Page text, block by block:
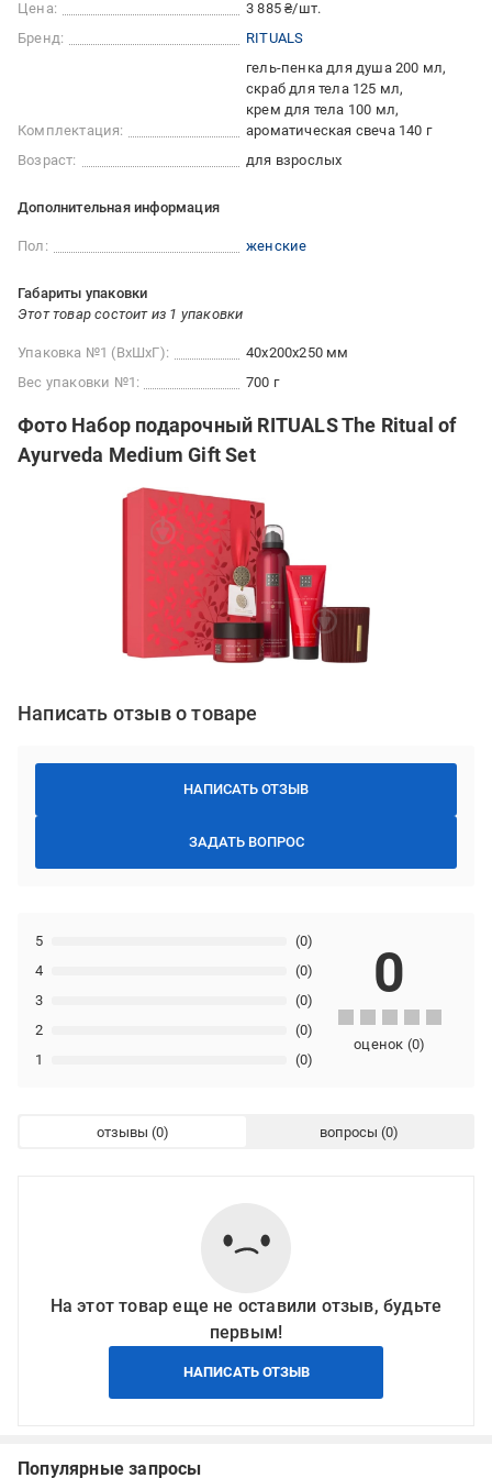
Цена:
3 885 ₴/шт.
Бренд:
RITUALS
Комплектация:
гель-пенка для душа 200 мл
скраб для тела 125 мл
крем для тела 100 мл
ароматическая свеча 140 г
Возраст:
для взрослых
Дополнительная информация
Пол: женские
Габариты упаковки
Этот товар состоит из 1 упаковки
Упаковка №1 (ВхШхГ):
40x200x250 мм
Вес упаковки №1:
700 г
Фото Набор подарочный RITUALS The Ritual of
Ayurveda Medium Gift Set
Написать отзыв о товаре
НАПИСАТЬ ОТЗЫВ
ЗАДАТЬ ВОПРОС
1 (0)
2 (0)
3 (0)
4 (0)
5 (0)
0
оценок (0)
отзывы вопросы
На этот товар еще не оставили отзыв, будьте
первым!
НАПИСАТЬ ОТЗЫВ
Популярные запросы